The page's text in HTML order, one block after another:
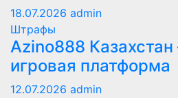
18.07.2026 admin
Штрафы
Azino888
игровая платформа
12.07.2026 admin